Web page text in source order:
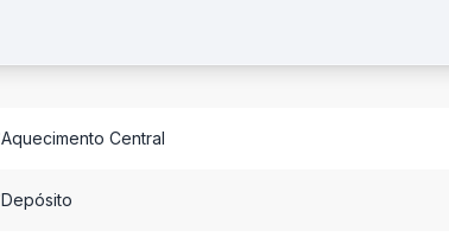
Aquecimento Central
Depósito